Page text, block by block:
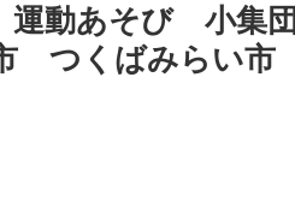
動あそび 小集
つくばみらい市